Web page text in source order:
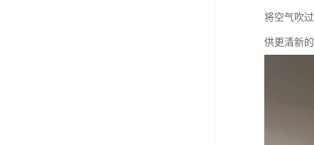
将空气吹
供更清新的